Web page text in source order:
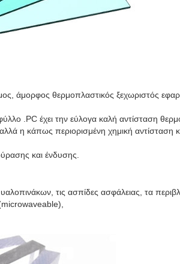
άμορφος θερμοπλαστικός ξεχωριστός
.PC έχει την εύλογα καλή αντίσταση
η κάπως περιορισμένη χημική αντίσταση
και ένδυσης.
τις ασπίδες ασφάλειας, τα